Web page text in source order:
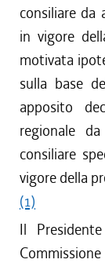
consiliare
in vigore
motivata
sulla base
apposito
regionale
consiliare
vigore della
(1)
Il